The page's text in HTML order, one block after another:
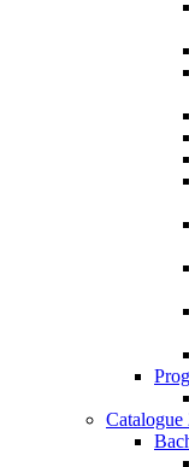
Catalogue